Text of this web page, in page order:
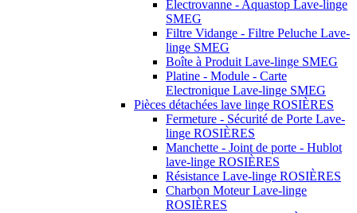
Électrovanne - Aquastop Lave-linge
SMEG
Filtre Vidange - Filtre Peluche Lave-
linge SMEG
Boîte à Produit Lave-linge SMEG
Platine - Module - Carte
Electronique Lave-linge SMEG
Pièces détachées lave linge ROSIÈRES
Fermeture - Sécurité de Porte Lave-
linge ROSIÈRES
Manchette - Joint de porte - Hublot
lave-linge ROSIÈRES
Résistance Lave-linge ROSIÈRES
Charbon Moteur Lave-linge
ROSIÈRES